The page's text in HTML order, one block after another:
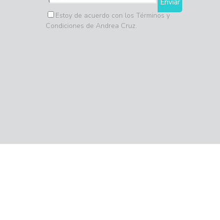
Estoy de acuerdo con los Términos y
Condiciones de Andrea Cruz.